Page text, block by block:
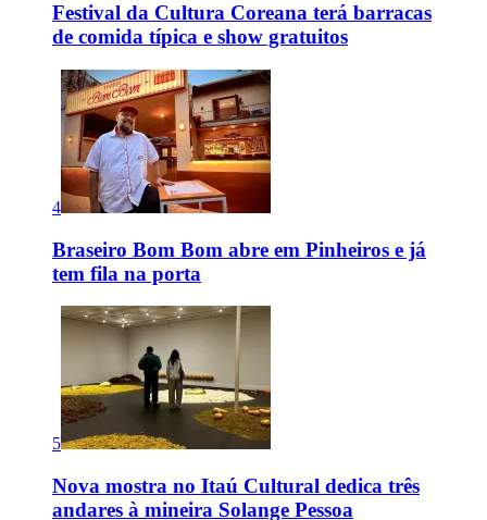
Festival da Cultura Coreana terá barracas
de comida típica e show gratuitos
4
Braseiro Bom Bom abre em Pinheiros e já
tem fila na porta
5
Nova mostra no Itaú Cultural dedica três
andares à mineira Solange Pessoa